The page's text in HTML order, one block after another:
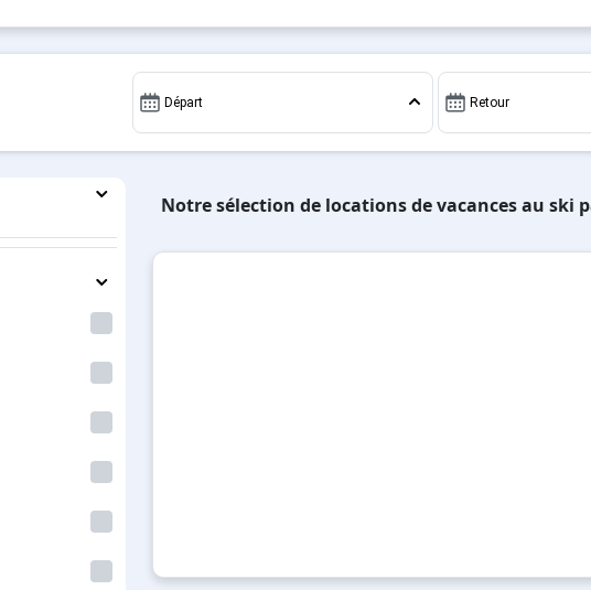
activités en totale immersion avec la beauté des paysages
des 3 vallées , en famille ou entre amis, c'est l'occasion
Départ Retour
Notre sélection de locations de vacances au ski